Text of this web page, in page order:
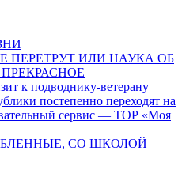
ПЕРЕТРУТ ИЛИ НАУКА ОБ
к подводнику-ветерану
постепенно переходят на
сервис — ТОР «Моя
СО ШКОЛОЙ